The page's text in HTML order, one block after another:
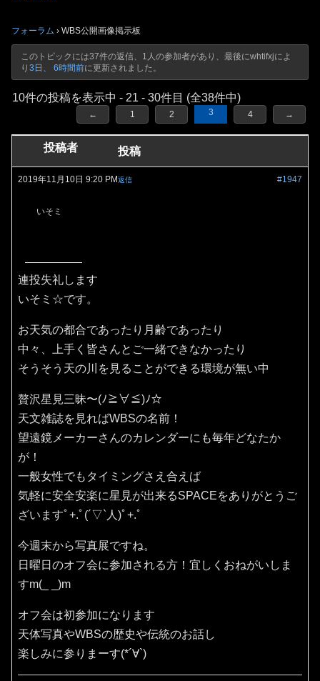
フォーラム › WBS公開画像掲示板
このトピックには37件の返信、1人の参加者があり、最後にwhtifxjによ
り 3日、 6時間前に更新されました。
10件の投稿を表示中 - 21 - 30件目 (全38件中)
← 1 2 3 4 →
投稿者 投稿
2019年11月10日 9:20 PM #1947
返信
いそミ
連投失礼します
いそミ☆です。
お天気の都合であったり月齢であったり
中々、上手く皆さんとご一緒できなかったり
そうそう天の川を見ることができる環境が無い中
贅沢星見三昧〜(ﾉ≧∀≦)ﾉ☆
天文雑誌を見ればWBSの名前！
望遠鏡メーカーさんのカレンダーにも毎年どなたか
が！
一般女性でもタイミングさえ合えば
気軽に安全安楽に星見が出来るSPACEをありがとうご
ざいますﾟ+.ﾟ(´▽`人)ﾟ+.ﾟ
今週末から写真展ですね。
日曜日のオフ会に参加される方！宜しくおねがいしま
すm(_ _)m
オフ会は初参加になります
天体写真やWBSの歴史や伝統のお話し
楽しみに参りまーす(*´∀`)